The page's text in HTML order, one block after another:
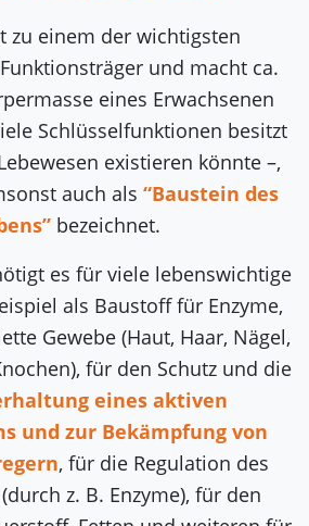
zu einem der wichtigsten
und macht ca.
eines Erwachsenen
Schlüsselfunktionen besitzt
existieren könnte –,
auch als “Baustein des
bezeichnet.
es für viele lebenswichtige
als Baustoff für Enzyme,
Gewebe (Haut, Haar, Nägel,
für den Schutz und die
eines aktiven
und zur Bekämpfung von
, für die Regulation des
z. B. Enzyme), für den